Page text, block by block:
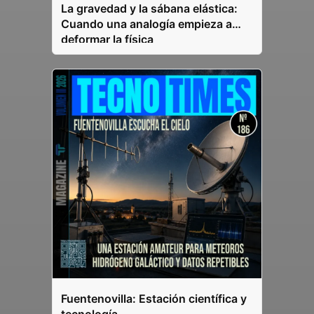
La gravedad y la sábana elástica:
Cuando una analogía empieza a
deformar la física
Fuentenovilla: Estación científica y